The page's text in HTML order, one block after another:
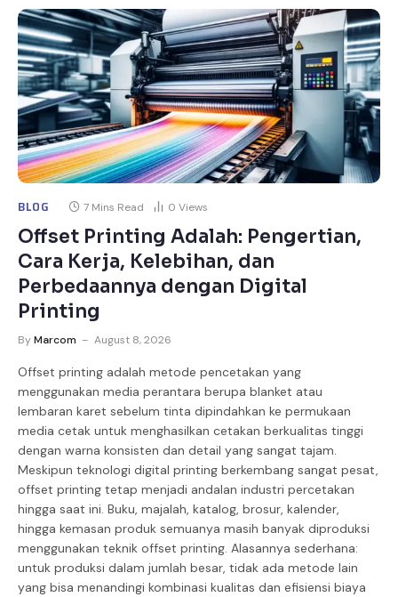
BLOG 7 Mins Read 0 Views
Offset Printing Adalah: Pengertian,
Cara Kerja, Kelebihan, dan
Perbedaannya dengan Digital
Printing
ByMarcom August 8, 2026
Offset printing adalah metode pencetakan yang
menggunakan media perantara berupa blanket atau
lembaran karet sebelum tinta dipindahkan ke permukaan
media cetak untuk menghasilkan cetakan berkualitas tinggi
dengan warna konsisten dan detail yang sangat tajam.
Meskipun teknologi digital printing berkembang sangat pesat,
offset printing tetap menjadi andalan industri percetakan
hingga saat ini. Buku, majalah, katalog, brosur, kalender,
hingga kemasan produk semuanya masih banyak diproduksi
menggunakan teknik offset printing. Alasannya sederhana:
untuk produksi dalam jumlah besar, tidak ada metode lain
yang bisa menandingi kombinasi kualitas dan efisiensi biaya